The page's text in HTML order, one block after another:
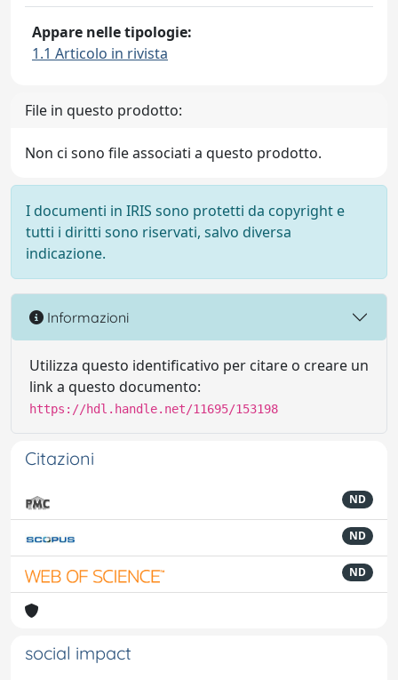
Appare nelle tipologie:
1.1 Articolo in rivista
File in questo prodotto:
Non ci sono file associati a questo prodotto.
I documenti in IRIS sono protetti da copyright e
tutti i diritti sono riservati, salvo diversa
indicazione.
Informazioni
Utilizza questo identificativo per citare o creare un
link a questo documento:
https://hdl.handle.net/11695/153198
Citazioni
ND
ND
ND
social impact